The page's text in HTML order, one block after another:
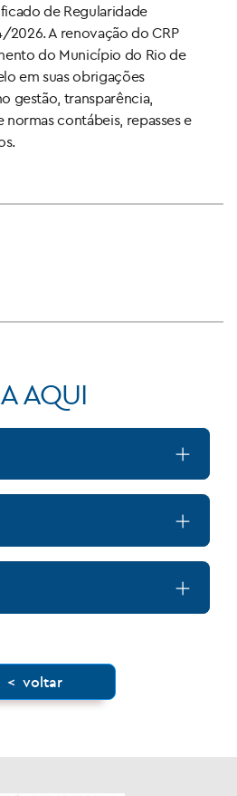
de Regularidade
A renovação do CRP
do Município do Rio de
em suas obrigações
gestão, transparência,
contábeis, repasses e
AQUI
< voltar